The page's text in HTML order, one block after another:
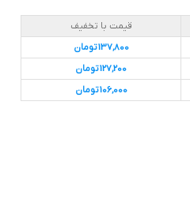
قیمت با تخفیف
137,800تومان
127,200تومان
106,000تومان